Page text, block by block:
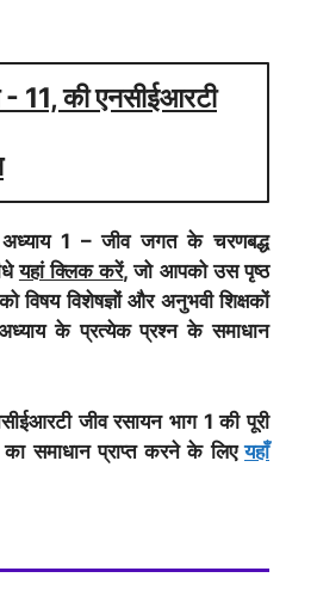
- 11, की एनसीईआरटी
1 – जीव जगत के चरणबद्ध
यहां क्लिक करें, जो आपको उस पृष्ठ
विषय विशेषज्ञों और अनुभवी शिक्षकों
के प्रत्येक प्रश्न के समाधान
जीव रसायन भाग 1 की पूरी
समाधान प्राप्त करने के लिएयहाँ